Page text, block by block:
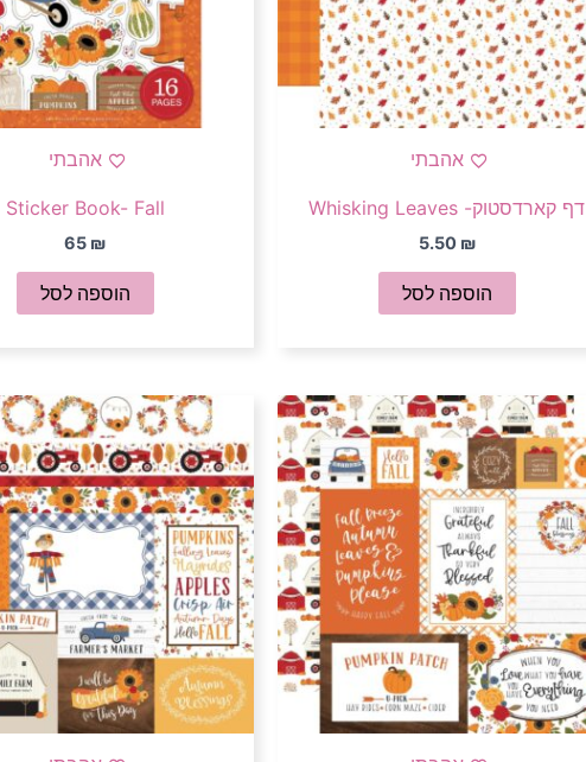
אהבתי
דף קארדסטוק- Whisking Leaves
5.50 ₪
הוספה לסל
אהבתי
Sticker Book- Fall
65 ₪
הוספה לסל